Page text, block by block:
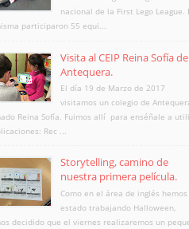
nacional de la First Lego League.
participaron 55 equi...
Visita al CEIP Reina Sofía de
Antequera.
El día 19 de Marzo de 2017
visitamos un colegio de
Reina Sofía. Fuimos allí para enséñale a
Rec ...
Storytelling, camino de
nuestra primera película.
Como en el área de inglés hemos
estado trabajando Halloween,
decidido que el viernes realizaremos un